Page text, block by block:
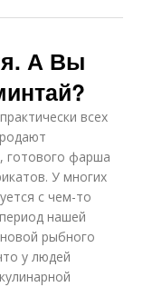
А Вы
всех
готового фарша
У многих
с чем-то
нашей
рыбного
у людей